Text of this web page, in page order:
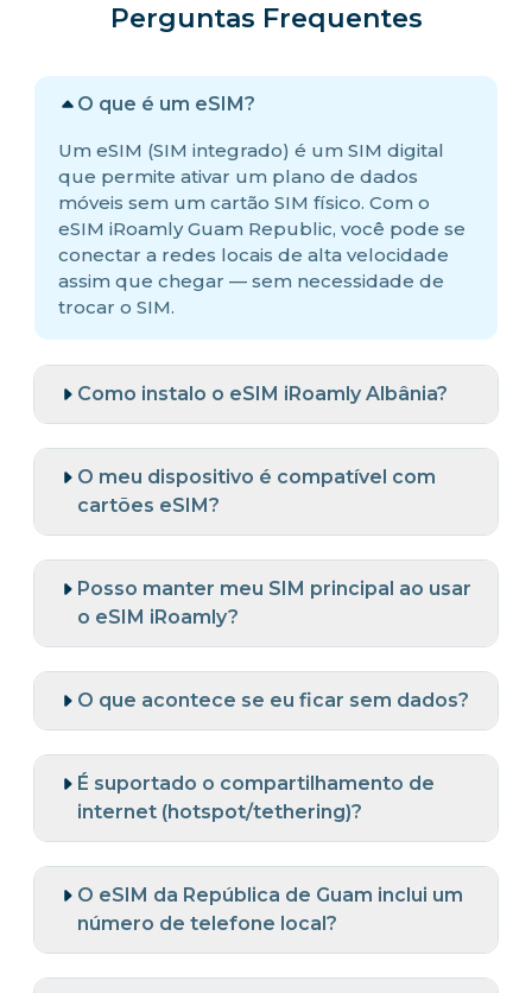
Perguntas Frequentes
O que é um eSIM?
Um eSIM (SIM integrado) é um SIM digital
que permite ativar um plano de dados
móveis sem um cartão SIM físico. Com o
eSIM iRoamly Guam Republic, você pode se
conectar a redes locais de alta velocidade
assim que chegar — sem necessidade de
trocar o SIM.
Como instalo o eSIM iRoamly Albânia?
O meu dispositivo é compatível com
cartões eSIM?
Posso manter meu SIM principal ao usar
o eSIM iRoamly?
O que acontece se eu ficar sem dados?
É suportado o compartilhamento de
internet (hotspot/tethering)?
O eSIM da República de Guam inclui um
número de telefone local?